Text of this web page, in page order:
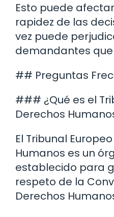
Esto puede
rapidez de las
vez puede
demandantes
## Preguntas
### ¿Qué es el
Derechos
El Tribunal
Humanos es un
establecido para
respeto de la
Derechos